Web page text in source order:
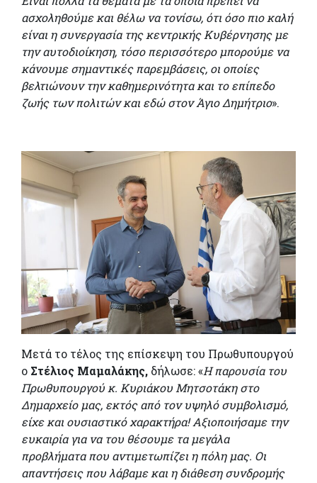
ασχοληθούμε και θέλω να τονίσω, ότι όσο πιο καλή
είναι η συνεργασία της κεντρικής Κυβέρνησης με
την αυτοδιοίκηση, τόσο περισσότερο μπορούμε να
κάνουμε σημαντικές παρεμβάσεις, οι οποίες
βελτιώνουν την καθημερινότητα και το επίπεδο
ζωής των πολιτών και εδώ στον Άγιο Δημήτριο».
Μετά το τέλος της επίσκεψη του Πρωθυπουργού
ο Στέλιος Μαμαλάκης, δήλωσε: «Η παρουσία του
Πρωθυπουργού κ. Κυριάκου Μητσοτάκη στο
Δημαρχείο μας, εκτός από τον υψηλό συμβολισμό,
είχε και ουσιαστικό χαρακτήρα! Αξιοποιήσαμε την
ευκαιρία για να του θέσουμε τα μεγάλα
προβλήματα που αντιμετωπίζει η πόλη μας. Οι
απαντήσεις που λάβαμε και η διάθεση συνδρομής